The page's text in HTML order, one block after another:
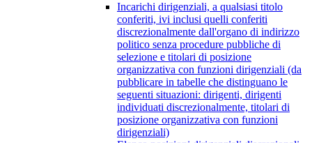
Incarichi dirigenziali, a qualsiasi titolo
conferiti, ivi inclusi quelli conferiti
discrezionalmente dall'organo di indirizzo
politico senza procedure pubbliche di
selezione e titolari di posizione
organizzativa con funzioni dirigenziali (da
pubblicare in tabelle che distinguano le
seguenti situazioni: dirigenti, dirigenti
individuati discrezionalmente, titolari di
posizione organizzativa con funzioni
dirigenziali)